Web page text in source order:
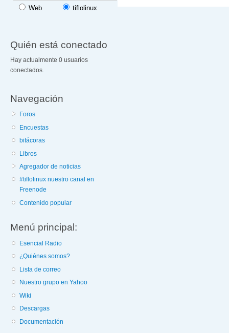
Web tiflolinux
Quién está conectado
Hay actualmente 0 usuarios
conectados.
Navegación
Foros
Encuestas
bitácoras
Libros
Agregador de noticias
#tiflolinux nuestro canal en
Freenode
Contenido popular
Menú principal:
Esencial Radio
¿Quiénes somos?
Lista de correo
Nuestro grupo en Yahoo
Wiki
Descargas
Documentación